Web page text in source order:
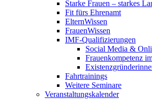
Starke Frauen – starkes
Fit fürs Ehrenamt
ElternWissen
FrauenWissen
IMF-Qualifizierungen
Social Media &
Frauenkompetenz
Fahrtrainings
Weitere Seminare
Veranstaltungskalender